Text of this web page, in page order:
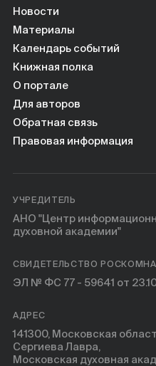
Новости
Материалы
Календарь событий
Книжная полка
О портале
Для авторов
Обратная связь
Правовая информация
УЧРЕДИТЕЛЬ
АНО "Центр
духовной академии"
СВИДЕТЕЛЬСТВО
ЭЛ № ФС 77 - 59641 от
АДРЕС
141300, Московская
Сергиева Лавра,
Московская духовная